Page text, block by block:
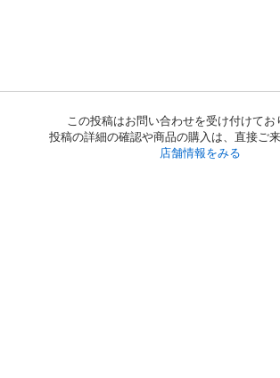
この投稿はお問い合わせを受け付けてお
投稿の詳細の確認や商品の購入は、直接ご来
店舗情報をみる